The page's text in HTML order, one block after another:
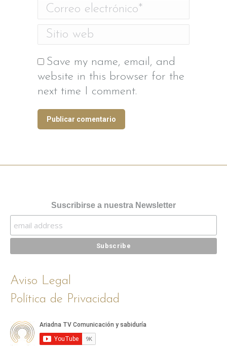
Correo electrónico *
Sitio web
Save my name, email, and
website in this browser for the
next time I comment.
Publicar comentario
Suscribirse a nuestra Newsletter
Aviso Legal
Política de Privacidad